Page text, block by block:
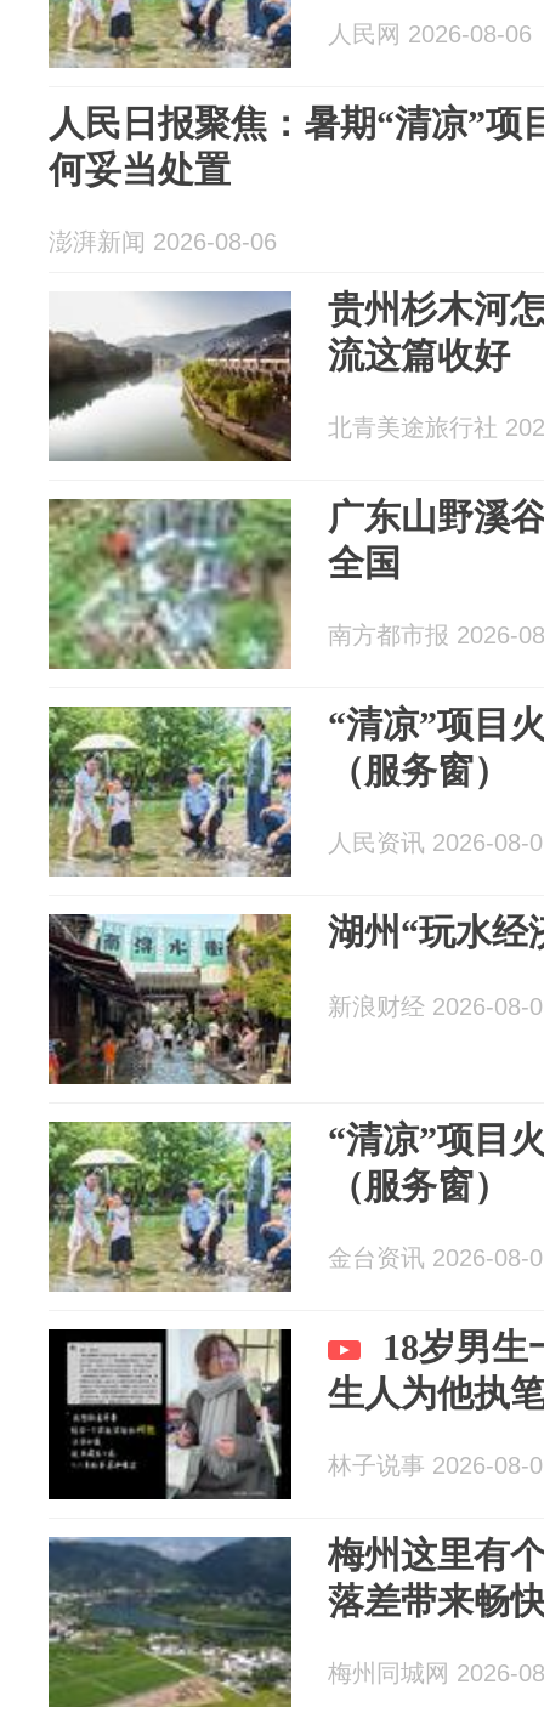
人民网 2026-08-06
人民日报聚焦：暑期“清凉”项
何妥当处置
澎湃新闻 2026-08-06
贵州杉木河
流这篇收好
北青美途旅行社
广东山野溪
全国
南方都市报 2026-
“清凉”项目
（服务窗）
人民资讯 2026-08-
湖州“玩水经
新浪财经 2026-08-
“清凉”项目
（服务窗）
金台资讯 2026-08-
18岁男生
生人为他执
林子说事 2026-08-
梅州这里有
落差带来畅
梅州同城网 2026-